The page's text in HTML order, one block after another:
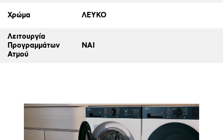
Χρώμα ΛΕΥΚΟ
Λειτουργία
Προγραμμάτων
Ατμού
ΝΑΙ